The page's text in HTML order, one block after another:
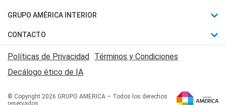
Judiciales
Economia
Motores
Trucos caseros
Series y Películas
Edictos y Solicitadas
Fútbol
Mundial
Automovilismo
Rugby
Básquet
GRUPO AMÉRICA INTERIOR
Canal 7 en Vivo
San Juan 8
CONTACTO
Acerca de Nosotros
Contactanos
Políticas de Privacidad Términos y Condiciones
Decálogo ético de IA
© Copyright 2026 GRUPO AMERICA – Todos los derechos
reservados